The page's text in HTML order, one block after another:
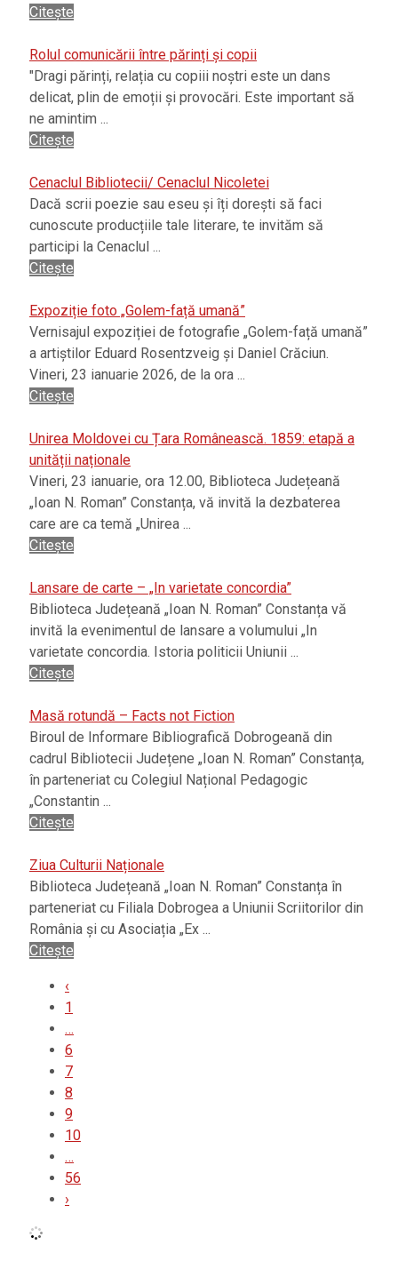
Citește
Rolul comunicării între părinți și copii
"Dragi părinți, relația cu copiii noștri este un dans
delicat, plin de emoții și provocări. Este important să
ne amintim ...
Citește
Cenaclul Bibliotecii/ Cenaclul Nicoletei
Dacă scrii poezie sau eseu și îți dorești să faci
cunoscute producțiile tale literare, te invităm să
participi la Cenaclul ...
Citește
Expoziție foto „Golem-față umană”
Vernisajul expoziției de fotografie „Golem-față umană”
a artiștilor Eduard Rosentzveig și Daniel Crăciun.
Vineri, 23 ianuarie 2026, de la ora ...
Citește
Unirea Moldovei cu Țara Românească. 1859: etapă a
unității naționale
Vineri, 23 ianuarie, ora 12.00, Biblioteca Județeană
„Ioan N. Roman” Constanța, vă invită la dezbaterea
care are ca temă „Unirea ...
Citește
Lansare de carte – „In varietate concordia”
Biblioteca Județeană „Ioan N. Roman” Constanța vă
invită la evenimentul de lansare a volumului „In
varietate concordia. Istoria politicii Uniunii ...
Citește
Masă rotundă – Facts not Fiction
Biroul de Informare Bibliografică Dobrogeană din
cadrul Bibliotecii Județene „Ioan N. Roman” Constanța,
în parteneriat cu Colegiul Național Pedagogic
„Constantin ...
Citește
Ziua Culturii Naționale
Biblioteca Județeană „Ioan N. Roman” Constanța în
parteneriat cu Filiala Dobrogea a Uniunii Scriitorilor din
România și cu Asociația „Ex ...
Citește
‹
1
…
6
7
8
9
10
…
56
›